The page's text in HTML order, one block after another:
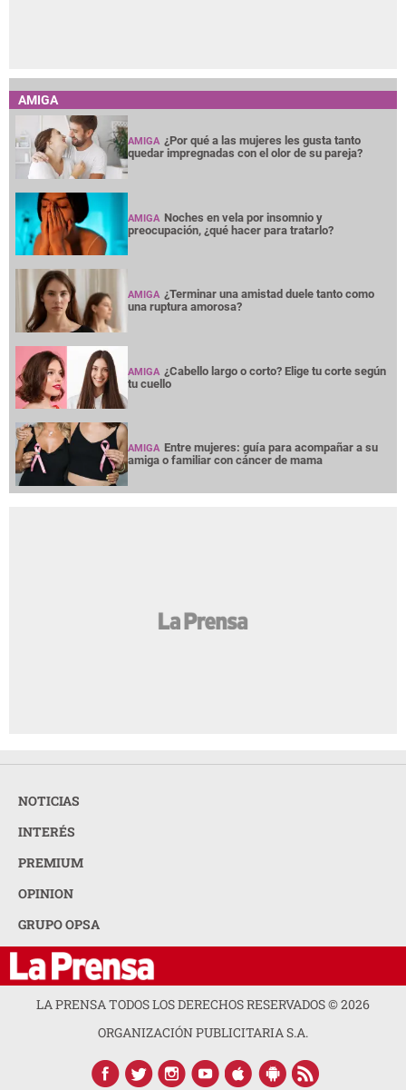
AMIGA
AMIGA ¿Por qué a las mujeres les gusta tanto
quedar impregnadas con el olor de su pareja?
AMIGA Noches en vela por insomnio y
preocupación, ¿qué hacer para tratarlo?
AMIGA ¿Terminar una amistad duele tanto como
una ruptura amorosa?
AMIGA ¿Cabello largo o corto? Elige tu corte según
tu cuello
AMIGA Entre mujeres: guía para acompañar a su
amiga o familiar con cáncer de mama
NOTICIAS
INTERÉS
PREMIUM
OPINION
GRUPO OPSA
LA PRENSA TODOS LOS DERECHOS RESERVADOS ©2026
ORGANIZACIÓN PUBLICITARIA S.A.